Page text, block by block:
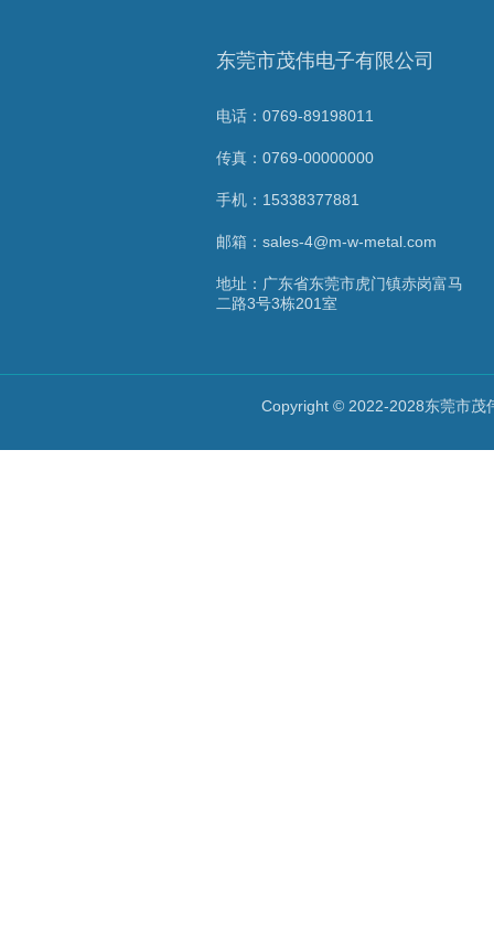
东莞市茂伟电子有限公司
电话：0769-89198011
传真：0769-00000000
手机：15338377881
邮箱：sales-4@m-w-metal.com
地址：广东省东莞市虎门镇赤岗富马
二路3号3栋201室
Copyright © 2022-2028东莞市茂